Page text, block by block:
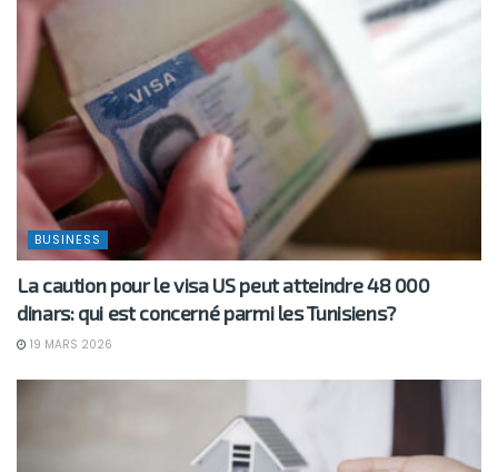
BUSINESS
La caution pour le visa US peut atteindre 48 000
dinars: qui est concerné parmi les Tunisiens?
19 MARS 2026